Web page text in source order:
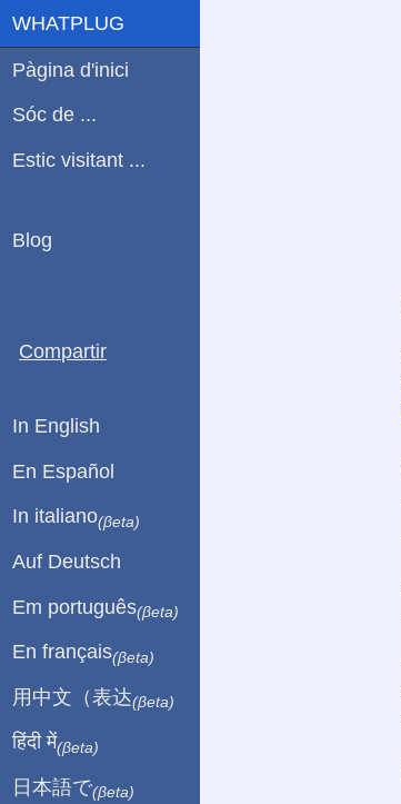
WHATPLUG
Pàgina d'inici
Sóc de ...
Estic visitant ...
Blog
Compartir
In English
En Español
In italiano(βeta)
Auf Deutsch
Em português(βeta)
En français(βeta)
用中文（表达(βeta)
हिंदी में(βeta)
日本語で(βeta)